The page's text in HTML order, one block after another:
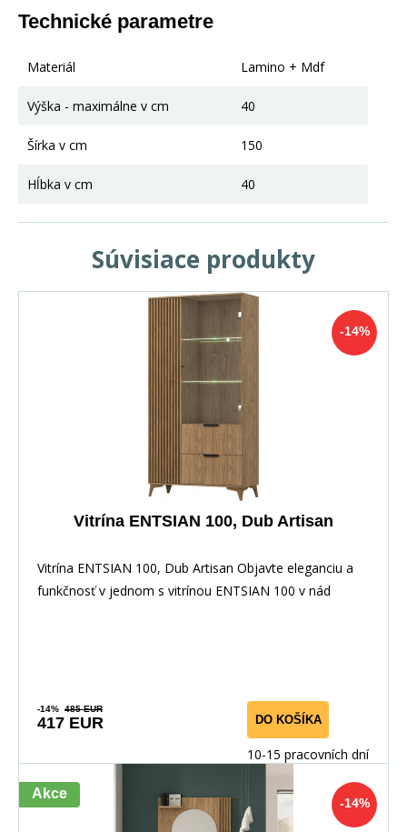
Technické parametre
Materiál Lamino + Mdf
Výška - maximálne v cm 40
Šírka v cm 150
Hĺbka v cm 40
Súvisiace produkty
-14%
Vitrína ENTSIAN 100, Dub Artisan
Vitrína ENTSIAN 100, Dub Artisan Objavte eleganciu a
funkčnosť v jednom s vitrínou ENTSIAN 100 v nád
-14% 485 EUR
417 EUR DO KOŠÍKA
10-15 pracovních dní
-14%
Akce